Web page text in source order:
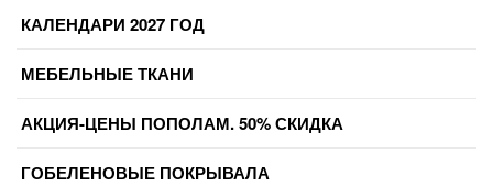
КАЛЕНДАРИ 2027 ГОД
МЕБЕЛЬНЫЕ ТКАНИ
АКЦИЯ-ЦЕНЫ ПОПОЛАМ. 50% СКИДКА
ГОБЕЛЕНОВЫЕ ПОКРЫВАЛА